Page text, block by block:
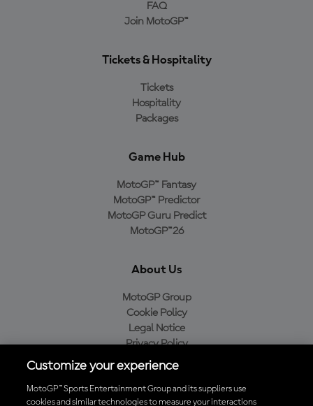
FAQ
Join MotoGP™
Tickets & Hospitality
Tickets
Hospitality
Packages
Game Hub
MotoGP™ Fantasy
MotoGP™ Predictor
MotoGP Guru Predict
MotoGP™26
About Us
MotoGP Group
Cookie Policy
Legal Notice
Privacy Policy
Purchase Policy
Customize your experience
MotoGP™ Sports Entertainment Group and its suppliers use
cookies and similar technologies to measure your interactions